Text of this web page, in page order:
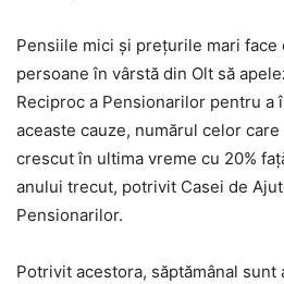
Pensiile mici şi prețurile mari face
persoane în vârstă din Olt să
Reciproc a Pensionarilor pentru a
aceaste cauze, numărul celor
crescut în ultima vreme cu 20%
anului trecut, potrivit Casei de
Pensionarilor.
Potrivit acestora, săptămânal sunt